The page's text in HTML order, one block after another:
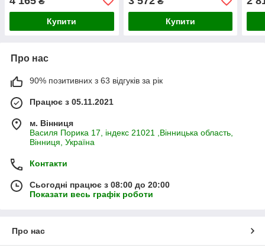
Купити Купити
Про нас
90% позитивних з 63 відгуків за рік
Працює з 05.11.2021
м. Вінниця
Василя Порика 17, індекс 21021 ,Вінницька область,
Вінниця, Україна
Контакти
Сьогодні працює з 08:00 до 20:00
Показати весь графік роботи
Про нас